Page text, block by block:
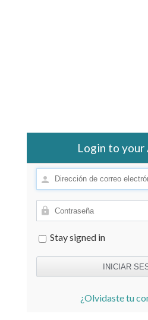
Login to your
Stay signed in
¿Olvidaste tu